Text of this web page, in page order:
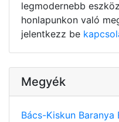
legmodernebb
honlapunkon való
jelentkezz be
Megyék
Bács-Kiskun Baranya